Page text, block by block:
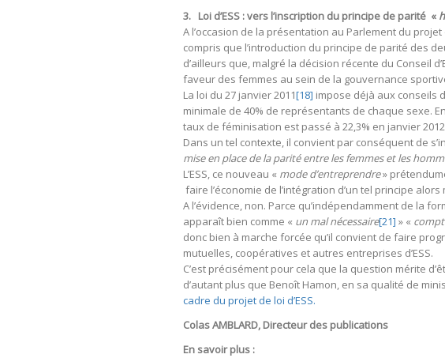
3. Loi d’ESS : vers l’inscription du principe de parité «
A l’occasion de la présentation au Parlement du projet
compris que l’introduction du principe de parité des
d’ailleurs que, malgré la décision récente du Conseil
faveur des femmes au sein de la gouvernance
La loi du 27 janvier 2011[18] impose déjà aux conseils
minimale de 40% de représentants de chaque sexe.
taux de féminisation est passé à 22,3% en janvier
Dans un tel contexte, il convient par conséquent de
mise en place de la parité entre les femmes et les
L’ESS, ce nouveau « mode d’entreprendre»
faire l’économie de l’intégration d’un tel principe
A l’évidence, non. Parce qu’indépendamment de la
apparaît bien comme « un mal nécessaire[21] » «
donc bien à marche forcée qu’il convient de faire
mutuelles, coopératives et autres entreprises d’ESS.
C’est précisément pour cela que la question mérite
d’autant plus que Benoît Hamon, en sa qualité de
cadre du projet de loi d’ESS.
Colas AMBLARD, Directeur des publications
En savoir plus :